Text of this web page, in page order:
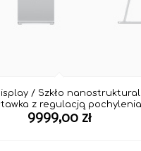
/ Szkło
z regulacją pochylenia
9999,00 zł